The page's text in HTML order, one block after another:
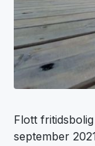
Flott
september